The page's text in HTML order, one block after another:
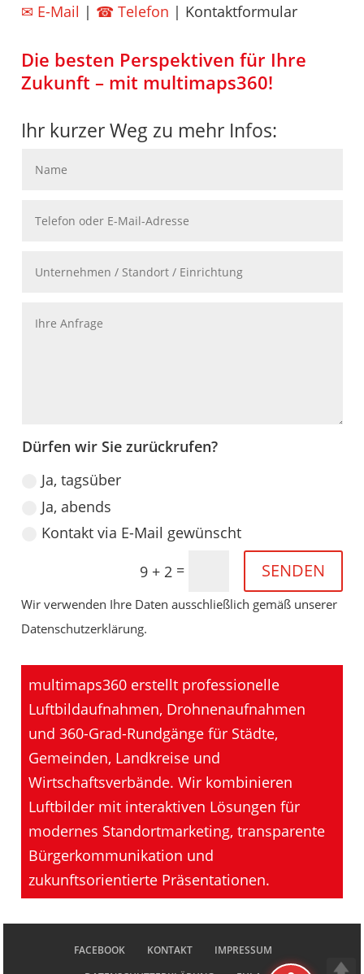
✉ E-Mail | ☎ Telefon | Kontaktformular
Die besten Perspektiven für Ihre
Zukunft – mit multimaps360!
Ihr kurzer Weg zu mehr Infos:
Dürfen wir Sie zurückrufen?
Ja, tagsüber
Ja, abends
Kontakt via E-Mail gewünscht
9 + 2 = SENDEN
Wir verwenden Ihre Daten ausschließlich gemäß unserer
Datenschutzerklärung.
multimaps360 erstellt professionelle
Luftbildaufnahmen, Drohnenaufnahmen
und 360-Grad-Rundgänge für Städte,
Gemeinden, Landkreise und
Wirtschaftsverbände. Wir kombinieren
Luftbilder mit interaktiven Lösungen für
modernes Standortmarketing, transparente
Bürgerkommunikation und
zukunftsorientierte Präsentationen.
FACEBOOK KONTAKT
IMPRESSUM